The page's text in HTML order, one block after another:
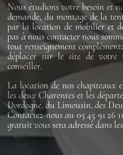
Nous étudions votre besoin et
demande, du montage de la
par la location de mobilier et
pas à nous contacter nous
tout renseignement
déplacer sur le site de votre
conseiller.
La location de nos chapiteaux
les deux Charentes et les
Dordogne, du Limousin, des
Contactez-nous au 05 45 91 26
gratuit vous sera adressé dans